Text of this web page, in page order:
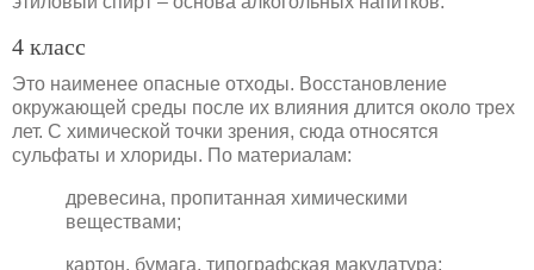
4 класс
Это наименее опасные отходы. Восстановление
окружающей среды после их влияния длится около трех
лет. С химической точки зрения, сюда относятся
сульфаты и хлориды. По материалам:
древесина, пропитанная химическими
веществами;
картон, бумага, типографская макулатура;